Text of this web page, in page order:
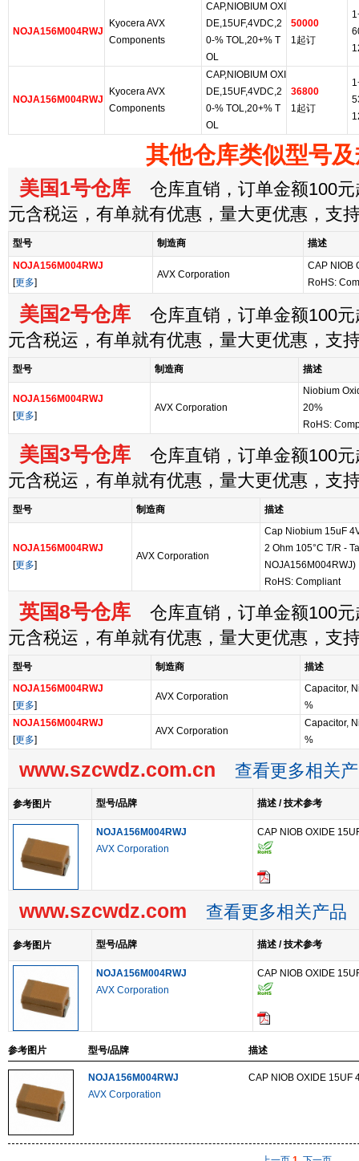
NOJA156M004RWJ
Kyocera AVX
Components
CAP,NIOBIUM OXI
DE,15UF,4VDC,2
0-% TOL,20+% T
OL
50000
1起订
NOJA156M004RWJ
Kyocera AVX
Components
CAP,NIOBIUM OXI
DE,15UF,4VDC,2
0-% TOL,20+% T
OL
36800
1起订
其他仓库类似型号
美国1号仓库 仓库直销，订单金额100元
元含税运，有单就有优惠，量大更优惠，支
型号 制造商
描述
NOJA156M004RWJ
[更多]
AVX Corporation
CAP NIOB
RoHS:
美国2号仓库 仓库直销，订单金额100元
元含税运，有单就有优惠，量大更优惠，支
型号 制造商 描述
NOJA156M004RWJ
[更多]
AVX Corporation
Niobium
20%
RoHS:
美国3号仓库 仓库直销，订单金额100元
元含税运，有单就有优惠，量大更优惠，支
型号 制造商 描述
NOJA156M004RWJ
[更多]
AVX Corporation
Cap Niobium 15uF
2 Ohm 105°C T/R -
NOJA156M004RWJ)
RoHS: Compliant
英国8号仓库 仓库直销，订单金额100元
元含税运，有单就有优惠，量大更优惠，支
型号 制造商
描述
NOJA156M004RWJ
[更多]
AVX Corporation
Capacitor,
%
NOJA156M004RWJ
[更多]
AVX Corporation
Capacitor,
%
www.szcwdz.com.cn 查看更多相关
参考图片 型号/品牌 描述 / 技术参考
NOJA156M004RWJ
AVX Corporation
CAP NIOB OXIDE
www.szcwdz.com 查看更多相关产品
参考图片 型号/品牌 描述 / 技术参考
NOJA156M004RWJ
AVX Corporation
CAP NIOB OXIDE
参考图片 型号/品牌 描述
NOJA156M004RWJ
AVX Corporation
CAP NIOB OXIDE 15UF